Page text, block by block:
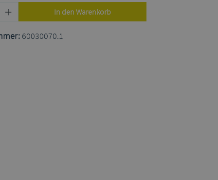
Produkt Anzahl: Gib den gewünschten
In den Warenkorb
60030070.1